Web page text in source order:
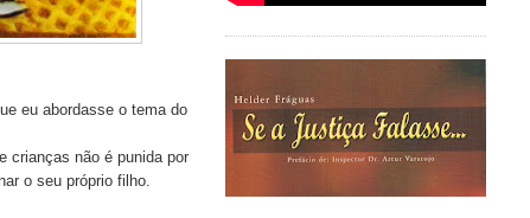
eu abordasse o tema do
crianças não é punida por
o seu próprio filho.